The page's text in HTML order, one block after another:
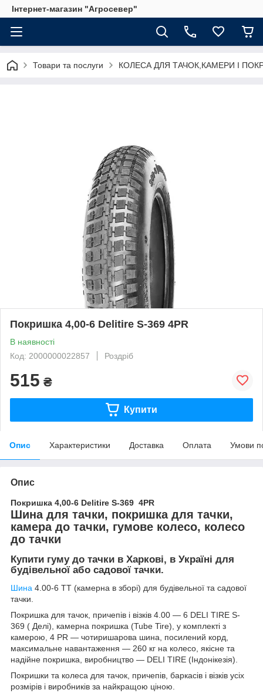
Інтернет-магазин "Агросевер"
Товари та послуги КОЛЕСА ДЛЯ ТАЧОК,КАМЕРИ І
Покришка 4,00-6 Delitire S-369 4PR
В наявності
Код: 2000000022857
Роздріб
515 ₴
Купити
Опис Характеристики Доставка Оплата Умови
Опис
Покришка 4,00-6 Delitire S-369 4PR
Шина для тачки, покришка для тачки,
камера до тачки, гумове колесо, колесо
до тачки
Купити гуму до тачки в Харкові, в Україні для
будівельної або садової тачки.
Шина 4.00-6 TT (камерна в зборі) для будівельної та садової
тачки.
Покришка для тачок, причепів і візків 4.00 — 6 DELI TIRE S-
369 ( Делі), камерна покришка (Tube Tire), у комплекті з
камерою, 4 PR — чотиришарова шина, посилений корд,
максимальне навантаження — 260 кг на колесо, якісне та
надійне покришка, виробництво — DELI TIRE (Індонікезія).
Покришки та колеса для тачок, причепів, баркасів і візків усіх
розмірів і виробників за найкращою ціною.